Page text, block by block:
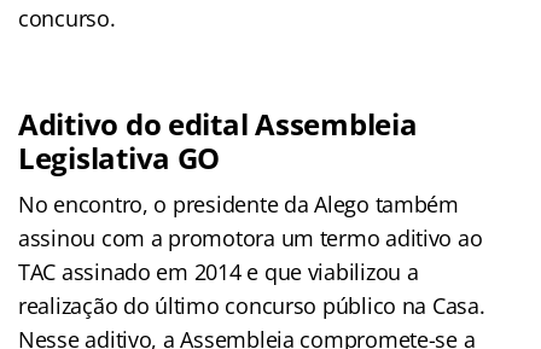
concurso.
Aditivo do edital Assembleia
Legislativa GO
No encontro, o presidente da Alego também
assinou com a promotora um termo aditivo ao
TAC assinado em 2014 e que viabilizou a
realização do último concurso público na Casa.
Nesse aditivo, a Assembleia compromete-se a